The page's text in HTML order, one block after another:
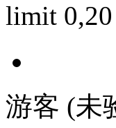
limit
游客 (未